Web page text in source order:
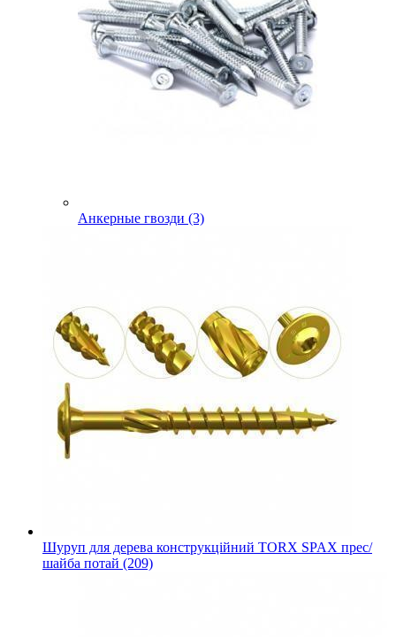
Анкерные гвозди (3)
Шуруп для дерева конструкційний TORX SPAX прес/
шайба потай (209)